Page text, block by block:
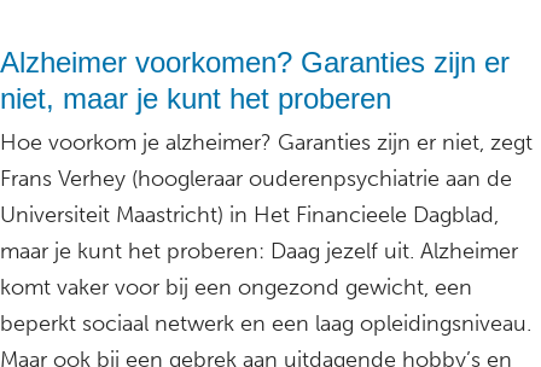
Alzheimer voorkomen? Garanties zijn er
niet, maar je kunt het proberen
Hoe voorkom je alzheimer? Garanties zijn er niet, zegt
Frans Verhey (hoogleraar ouderenpsychiatrie aan de
Universiteit Maastricht) in Het Financieele Dagblad,
maar je kunt het proberen: Daag jezelf uit. Alzheimer
komt vaker voor bij een ongezond gewicht, een
beperkt sociaal netwerk en een laag opleidingsniveau.
Maar ook bij een gebrek aan uitdagende hobby’s en